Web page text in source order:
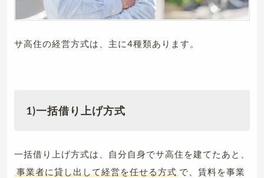
サ高住の経営方式は、主に4種類あります。
1)一括借り上げ方式
一括借り上げ方式は、自分自身でサ高住を建てたあと、
事業者に貸し出して経営を任せる方式 で、賃料を事業